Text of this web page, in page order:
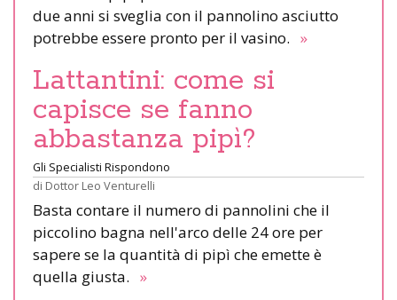
due anni si sveglia con il pannolino asciutto
potrebbe essere pronto per il vasino. »
Lattantini: come si
capisce se fanno
abbastanza pipì?
Gli Specialisti Rispondono
di Dottor Leo Venturelli
Basta contare il numero di pannolini che il
piccolino bagna nell'arco delle 24 ore per
sapere se la quantità di pipì che emette è
quella giusta. »